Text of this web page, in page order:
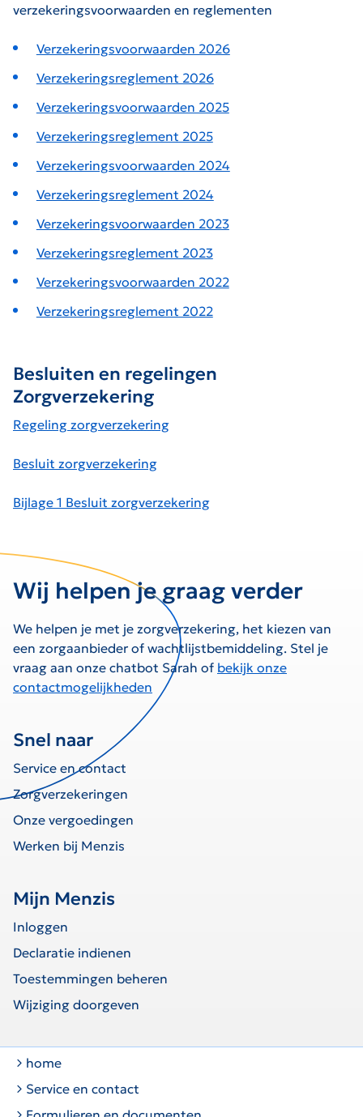
verzekeringsvoorwaarden en reglementen
Verzekeringsvoorwaarden 2026
Verzekeringsreglement 2026
Verzekeringsvoorwaarden 2025
Verzekeringsreglement 2025
Verzekeringsvoorwaarden 2024
Verzekeringsreglement 2024
Verzekeringsvoorwaarden 2023
Verzekeringsreglement 2023
Verzekeringsvoorwaarden 2022
Verzekeringsreglement 2022
Besluiten en regelingen
Zorgverzekering
Regeling zorgverzekering
Besluit zorgverzekering
Bijlage 1 Besluit zorgverzekering
Wij helpen je graag verder
We helpen je met je zorgverzekering, het kiezen van
een zorgaanbieder of wachtlijstbemiddeling. Stel je
vraag aan onze chatbot Sarah of bekijk onze
contactmogelijkheden
Snel naar
Service en contact
Zorgverzekeringen
Onze vergoedingen
Werken bij Menzis
Mijn Menzis
Inloggen
Declaratie indienen
Toestemmingen beheren
Wijziging doorgeven
home
Service en contact